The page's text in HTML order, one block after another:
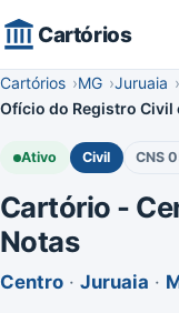
Cartórios
Cartórios MG Juruaia
Ofício do Registro Civil
Ativo Civil CNS
Cartório -
Notas
Centro · Juruaia ·